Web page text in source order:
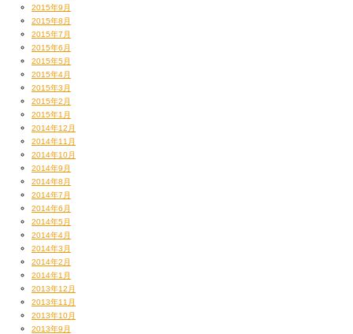
す、すんげーセットなのだ！
2015年9月
2015年8月
2015年7月
2015年6月
2015年5月
2015年4月
2015年3月
2015年2月
2015年1月
2014年12月
2014年11月
2014年10月
2014年9月
2014年8月
2014年7月
2014年6月
2014年5月
2014年4月
2014年3月
2014年2月
2014年1月
2013年12月
2013年11月
2013年10月
2013年9月